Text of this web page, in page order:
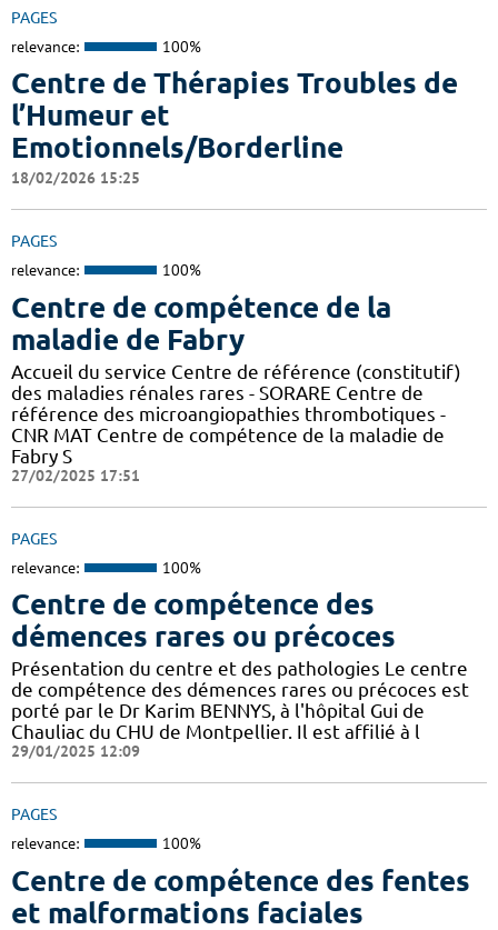
PAGES
relevance: 100%
Centre de Thérapies Troubles de
l’Humeur et
Emotionnels/Borderline
18/02/2026 15:25
PAGES
relevance: 100%
Centre de compétence de la
maladie de Fabry
Accueil du service Centre de référence (constitutif)
des maladies rénales rares - SORARE Centre de
référence des microangiopathies thrombotiques -
CNR MAT Centre de compétence de la maladie de
Fabry S
27/02/2025 17:51
PAGES
relevance: 100%
Centre de compétence des
démences rares ou précoces
Présentation du centre et des pathologies Le centre
de compétence des démences rares ou précoces est
porté par le Dr Karim BENNYS, à l'hôpital Gui de
Chauliac du CHU de Montpellier. Il est affilié à l
29/01/2025 12:09
PAGES
relevance: 100%
Centre de compétence des fentes
et malformations faciales